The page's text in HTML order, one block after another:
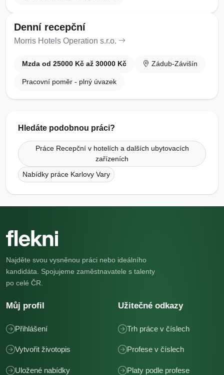
Denní recepční
Morris Hotels Operation s.r.o.
Mzda od 25000 Kč až 30000 Kč Zádub-Závišín
Pracovní poměr - plný úvazek
Hledáte podobnou práci?
Práce Recepční v hotelích a dalších ubytovacích
zařízeních
Nabídky práce Karlovy Vary
Najděte svou vysněnou práci nebo ideálního
kandidáta. Spojujeme zaměstnavatele s talenty
po celé ČR.
Můj profil
Přihlášení
Vytvořit životopis
Uložené nabídky
Užitečné odkazy
Trh práce v číslech
Profese v číslech
Platy podle profese